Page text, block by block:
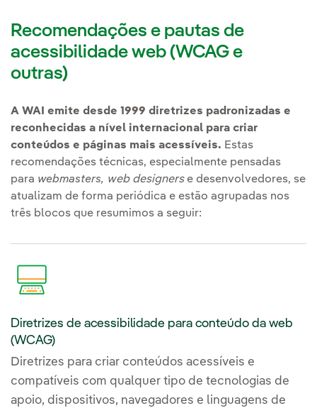
Recomendações e pautas de
acessibilidade web (WCAG e
outras)
A WAI emite desde 1999 diretrizes padronizadas e
reconhecidas a nível internacional para criar
conteúdos e páginas mais acessíveis. Estas
recomendações técnicas, especialmente pensadas
para webmasters, web designerse desenvolvedores, se
atualizam de forma periódica e estão agrupadas nos
três blocos que resumimos a seguir:
Diretrizes de acessibilidade para conteúdo da web
(WCAG)
Diretrizes para criar conteúdos acessíveis e
compatíveis com qualquer tipo de tecnologias de
apoio, dispositivos, navegadores e linguagens de